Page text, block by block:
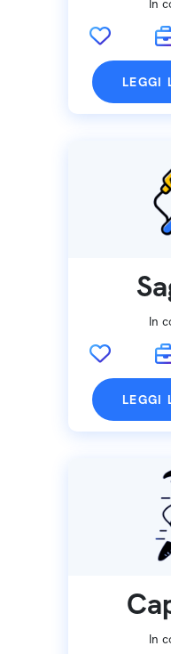
In
LEGGI
In
LEGGI
In